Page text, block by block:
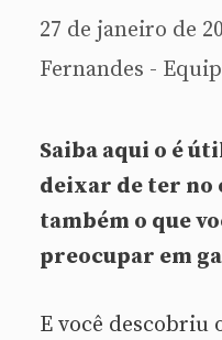
27 de janeiro de
Fernandes -
Saiba aqui o é
deixar de ter no
também o que
preocupar em
E você descobriu